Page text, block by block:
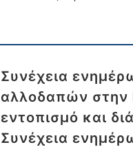
Συνέχεια
αλλοδαπών στην
εντοπισμό και
Συνέχεια